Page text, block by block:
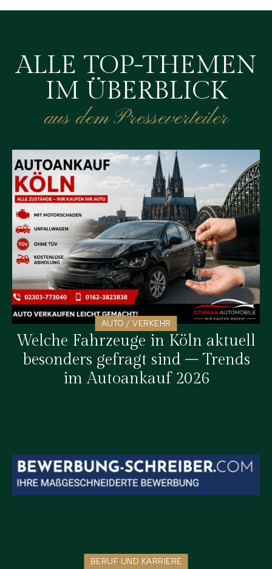
ALLE TOP-THEMEN
IM ÜBERBLICK
aus dem Presseverteiler
AUTO / VERKEHR
Welche Fahrzeuge in Köln aktuell
besonders gefragt sind – Trends
im Autoankauf 2026
BERUF UND KARRIERE